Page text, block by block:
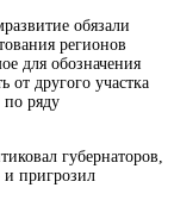
обязали
регионов
для обозначения
другого участка
по ряду
губернаторов,
пригрозил